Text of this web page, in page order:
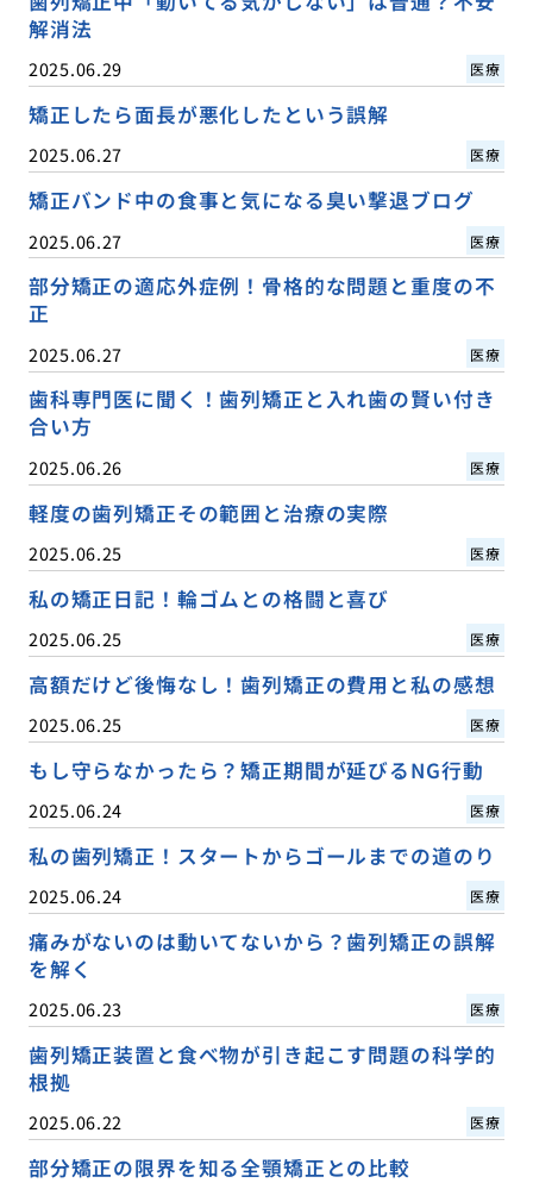
解消法
2025.06.29 医療
矯正したら面長が悪化したという誤解
2025.06.27 医療
矯正バンド中の食事と気になる臭い撃退ブログ
2025.06.27 医療
部分矯正の適応外症例！骨格的な問題と重度の不
正
2025.06.27 医療
歯科専門医に聞く！歯列矯正と入れ歯の賢い付き
合い方
2025.06.26 医療
軽度の歯列矯正その範囲と治療の実際
2025.06.25 医療
私の矯正日記！輪ゴムとの格闘と喜び
2025.06.25 医療
高額だけど後悔なし！歯列矯正の費用と私の感想
2025.06.25 医療
もし守らなかったら？矯正期間が延びるNG行動
2025.06.24 医療
私の歯列矯正！スタートからゴールまでの道のり
2025.06.24 医療
痛みがないのは動いてないから？歯列矯正の誤解
を解く
2025.06.23 医療
歯列矯正装置と食べ物が引き起こす問題の科学的
根拠
2025.06.22 医療
部分矯正の限界を知る全顎矯正との比較